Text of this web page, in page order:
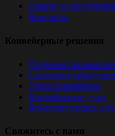
Сервис и
Контакты
Конвейерные решения
Пищевая
Складское
Типы конвейеров
Конвейерные узлы
Комплектующие для
Свяжитесь с нами